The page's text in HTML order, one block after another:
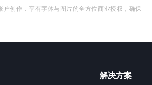
创作，享有字体与图片的全方位商业授权，确保
解决方案